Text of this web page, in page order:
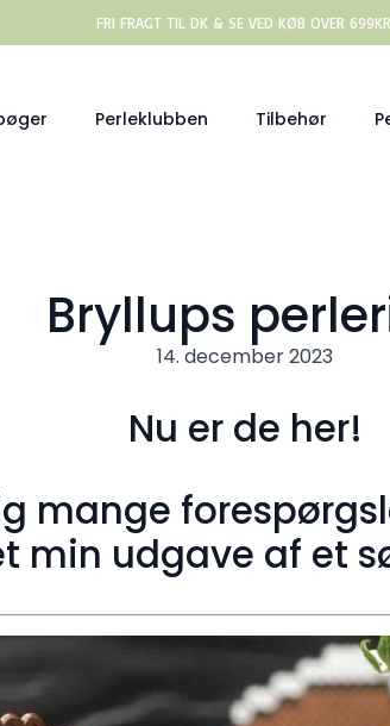
FRI FRAGT TIL DK & SE VED KØB OVER
Perleklubben Tilbehør
Bryllups
14. december 2023
Nu er de her!
mange
min udgave af et